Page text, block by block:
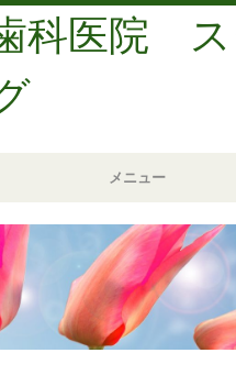
科医院 ス
メニュー
移動